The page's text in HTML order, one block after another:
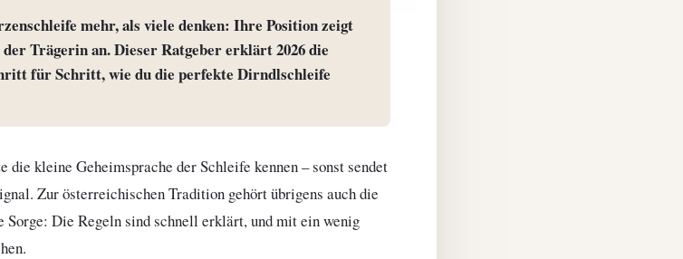
mehr, als viele denken: Ihre Position zeigt
Trägerin an. Dieser Ratgeber erklärt 2026 die
für Schritt, wie du die perfekte Dirndlschleife
die kleine Geheimsprache der Schleife kennen – sonst sendet
Zur österreichischen Tradition gehört übrigens auch die
Sorge: Die Regeln sind schnell erklärt, und mit ein wenig